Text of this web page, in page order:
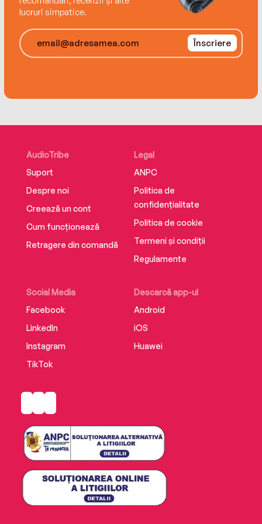
lucruri simpatice.
Înscriere
AudioTribe
Suport
Despre noi
Creează un cont
Cum funcționează
Retragere din comandă
Social Media
Facebook
LinkedIn
Instagram
TikTok
Descarcă app-ul
Android
iOS
Huawei
Legal
ANPC
Politica de
confidențialitate
Politica de cookie
Termeni și condiții
Regulamente